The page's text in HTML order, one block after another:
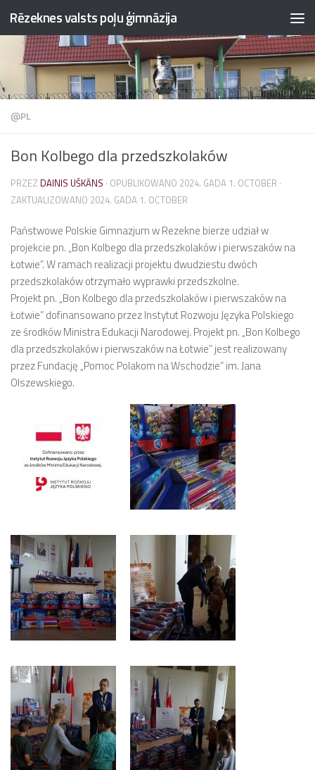
Przejdź do treści
Rēzeknes valsts poļu ģimnāzija
@PL
Bon Kolbego dla przedszkolaków
PRZEZ DAINIS UŠKĀNS · OPUBLIKOWANO 2024. GADA 1. OCTOBER ·
ZAKTUALIZOWANO 2024. GADA 1. OCTOBER
Państwowe Polskie Gimnazjum w Rezekne bierze udział w
projekcie pn. „Bon Kolbego dla przedszkolaków i pierwszaków na
Łotwie”. W ramach realizacji projektu dwudziestu dwóch
przedszkolaków otrzymało wyprawki przedszkolne.
Projekt pn. „Bon Kolbego dla przedszkolaków i pierwszaków na
Łotwie” dofinansowano przez Instytut Rozwoju Języka Polskiego
ze środków Ministra Edukacji Narodowej. Projekt pn. „Bon Kolbego
dla przedszkolaków i pierwszaków na Łotwie” jest realizowany
przez Fundację „Pomoc Polakom na Wschodzie” im. Jana
Olszewskiego.